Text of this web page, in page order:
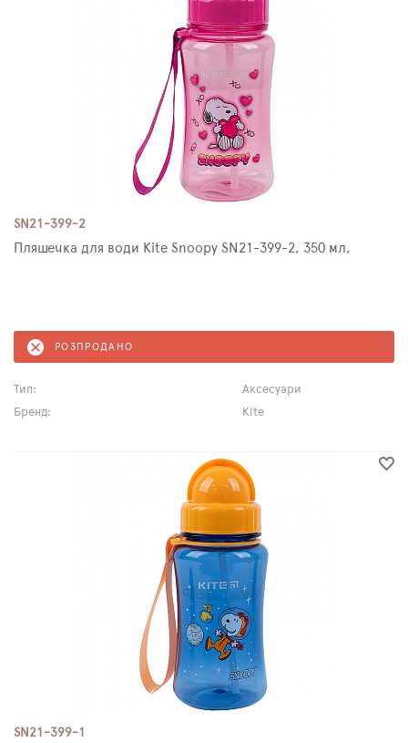
SN21-399-2
Пляшечка для води Kite Snoopy SN21-399-2, 350 мл,
РОЗПРОДАНО
Тип:
Аксесуари
Бренд:
Kite
SN21-399-1